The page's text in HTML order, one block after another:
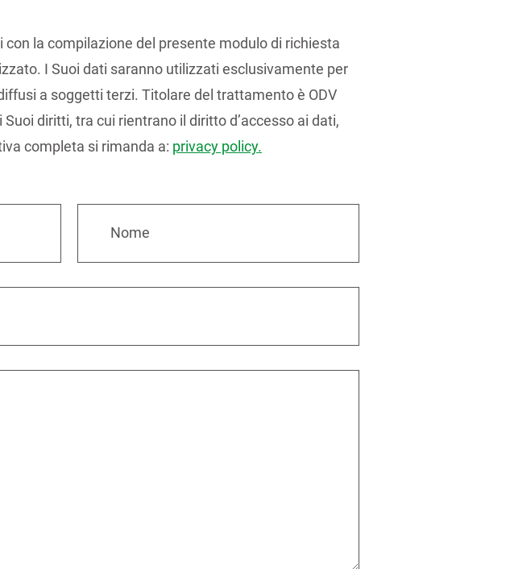
con la compilazione del presente modulo di richiesta
I Suoi dati saranno utilizzati esclusivamente per
a soggetti terzi. Titolare del trattamento è ODV
diritti, tra cui rientrano il diritto d’accesso ai dati,
completa si rimanda a: privacy policy.
Nome